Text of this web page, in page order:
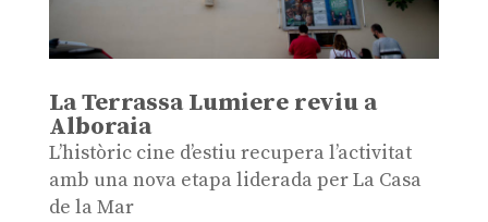
La Terrassa Lumiere reviu a
Alboraia
L’històric cine d’estiu recupera l’activitat
amb una nova etapa liderada per La Casa
de la Mar